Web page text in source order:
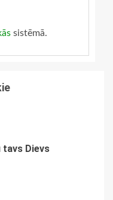
sistēmā.
tavs Dievs